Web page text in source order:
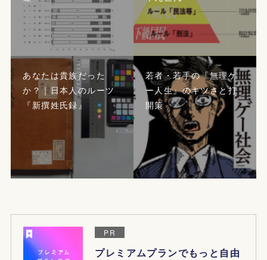
あなたは貴族だった
か？｜日本人のルーツ
『新撰姓氏録』
若者・若手の『無理ゲ
ー人生』のキツさと打
開策
PR
プレミアムプランでもっと自由